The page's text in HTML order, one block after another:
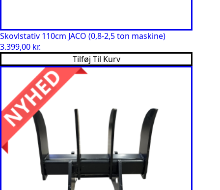
Skovlstativ 110cm JACO (0,8-2,5 ton maskine)
3.399,00 kr.
Tilføj Til Kurv